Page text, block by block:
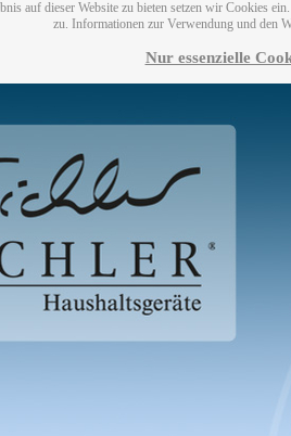
auf dieser Website zu bieten setzen wir Cookies
zu. Informationen zur Verwendung und den
Nur essenzielle